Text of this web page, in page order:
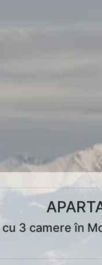
3 camere în